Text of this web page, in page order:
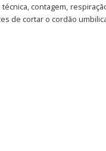
contagem,
de cortar o cordão